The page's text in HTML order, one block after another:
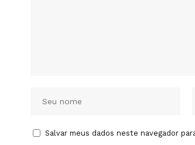
Salvar meus dados neste navegador